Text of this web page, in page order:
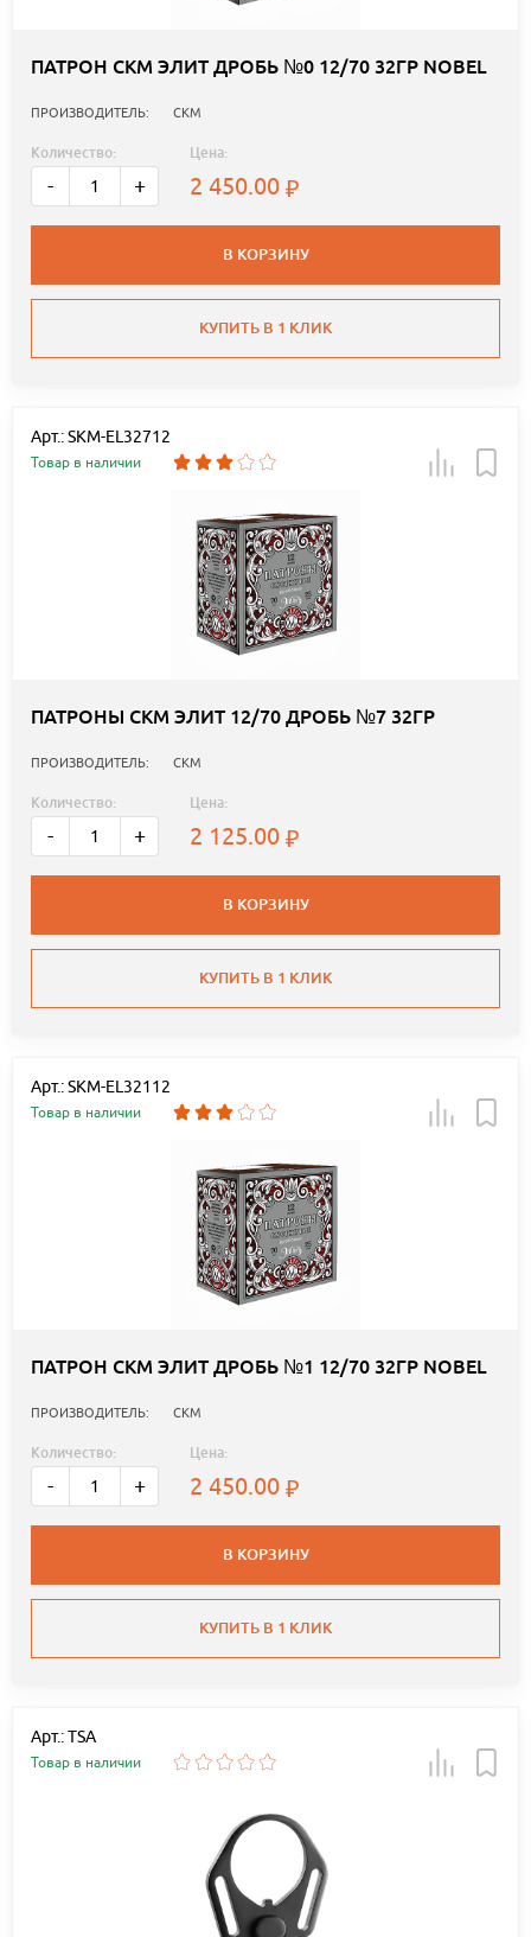
ПАТРОН СКМ ЭЛИТ ДРОБЬ №0 12/70 32ГР NOBEL
ПРОИЗВОДИТЕЛЬ: СКМ
Количество:
- +
Цена:
2 450.00
В КОРЗИНУ
КУПИТЬ В 1 КЛИК
Арт.: SKM-EL32712
Товар в наличии
ПАТРОНЫ СКМ ЭЛИТ 12/70 ДРОБЬ №7 32ГР
ПРОИЗВОДИТЕЛЬ: СКМ
Количество:
- +
Цена:
2 125.00
В КОРЗИНУ
КУПИТЬ В 1 КЛИК
Арт.: SKM-EL32112
Товар в наличии
ПАТРОН СКМ ЭЛИТ ДРОБЬ №1 12/70 32ГР NOBEL
ПРОИЗВОДИТЕЛЬ: СКМ
Количество:
- +
Цена:
2 450.00
В КОРЗИНУ
КУПИТЬ В 1 КЛИК
Арт.: TSA
Товар в наличии